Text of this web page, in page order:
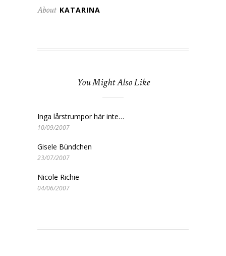
About KATARINA
You Might Also Like
Inga lårstrumpor här inte…
10/09/2007
Gisele Bündchen
23/07/2007
Nicole Richie
04/06/2007